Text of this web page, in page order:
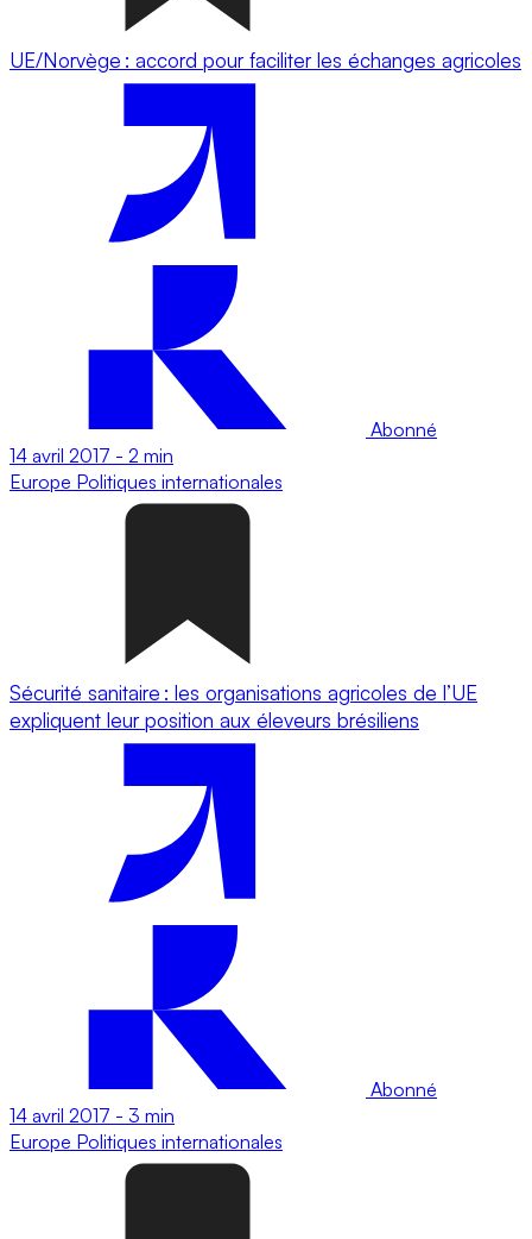
UE/Norvège : accord pour faciliter les échanges agricoles
Abonné
14 avril 2017 - 2 min
Europe Politiques internationales
Sécurité sanitaire : les organisations agricoles de l’UE
expliquent leur position aux éleveurs brésiliens
Abonné
14 avril 2017 - 3 min
Europe Politiques internationales